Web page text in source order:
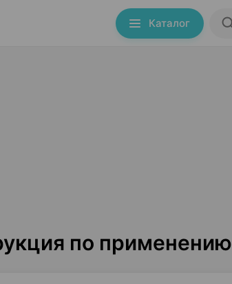
Каталог
по применению